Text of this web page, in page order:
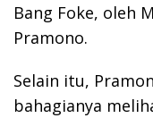
Bang Foke, oleh
Pramono.
Selain itu,
bahagianya